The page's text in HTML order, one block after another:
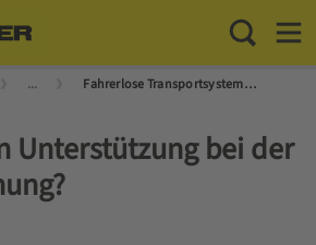
Toggle
... Fahrerlose Transportsysteme (FTS) und Autonome Mobile Roboter (AMR)
Unterstützung bei der